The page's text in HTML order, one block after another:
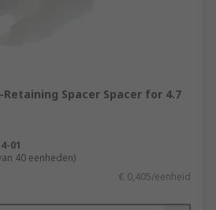
Spacer Spacer for 4.7
01
40 eenheden)
€ 0,405/eenheid